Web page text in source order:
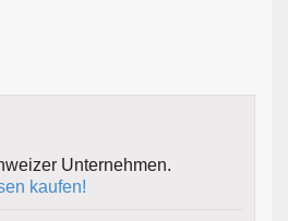
Unternehmen.
kaufen!